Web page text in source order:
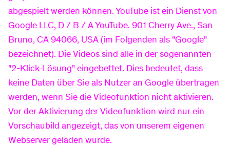
Die Nutzerdaten werden dabei pseudonym
verarbeitet. Das bedeutet, von Google werden
weder Name noch E-Mailadresse der Nutzer
gespeichert oder verarbeitet, sondern die
relevanten Daten werden innerhalb pseudonymer
Profile verarbeitet. (Dies gilt nicht, wenn ein
Nutzer Google ausdrücklich erlaubt hat, die Daten
ohne Pseudonymisierung zu verarbeiten.) Die von
Google-Marketing-Services über die Nutzer
gesammelten Informationen werden an Google
abgespielt werden können. YouTube ist ein Dienst von
Google LLC, D / B / A YouTube. 901 Cherry Ave., San
Bruno, CA 94066, USA (im Folgenden als "Google"
bezeichnet). Die Videos sind alle in der sogenannten
"2-Klick-Lösung" eingebettet. Dies bedeutet, dass
keine Daten über Sie als Nutzer an Google übertragen
werden, wenn Sie die Videofunktion nicht aktivieren.
Vor der Aktivierung der Videofunktion wird nur ein
Vorschaubild angezeigt, das von unserem eigenen
Webserver geladen wurde.